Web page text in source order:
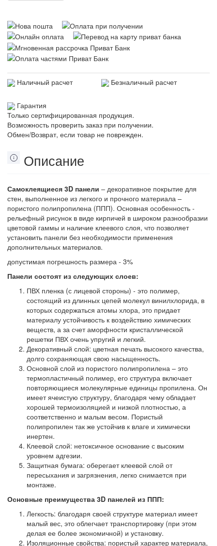
Наличный расчет Безналичный расчет
Гарантия
Только сертифицированная продукция.
Возможность проверить заказ при получении.
Обмен/Возврат, если товар не поврежден.
Описание
Самоклеящиеся 3D панели – декоративное покрытие для
стен, выполненное из легкого и прочного материала –
пористого полипропилена (ППП). Основная особенность -
рельефный рисунок в виде кирпичей в широком разнообразии
цветовой гаммы и наличие клеевого слоя, что позволяет
установить панели без необходимости применения
дополнительных материалов.
допустимая погрешность размера - 3%
Панели состоят из следующих слоев:
ПВХ пленка (с лицевой стороны) - это полимер,
состоящий из длинных цепей молекул винилхлорида, в
которых содержаться атомы хлора, это придает
материалу устойчивость к воздействию химических
веществ, а за счет аморфности кристаллической
решетки ПВХ очень упругий и легкий.
Декоративный слой: цветная печать высокого качества,
долго сохраняющая свою насыщенность.
Основной слой из пористого полипропилена – это
термопластичный полимер, его структура включает
повторяющиеся молекулярные единицы пропилена. Он
имеет ячеистую структуру, благодаря чему обладает
хорошей термоизоляцией и низкой плотностью, а
соответственно и малым весом. Пористый
полипропилен так же устойчив к влаге и химически
инертен.
Клеевой слой: нетоксичное основание с высоким
уровнем адгезии.
Защитная бумага: оберегает клеевой слой от
пересыхания и загрязнения, легко снимается при
монтаже.
Основные преимущества 3D панелей из ППП:
Легкость: благодаря своей структуре материал имеет
малый вес, это облегчает транспортировку (при этом
делая ее более экономичной) и установку.
Изоляционные свойства: пористый характер материала,